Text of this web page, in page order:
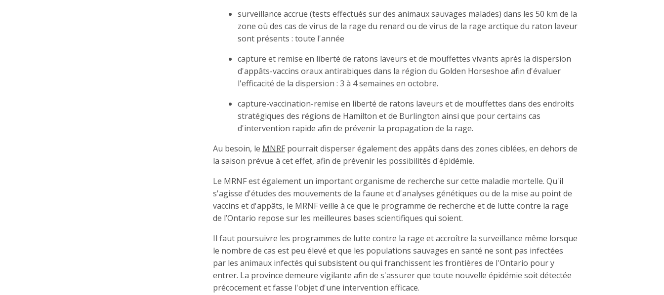
surveillance accrue (tests effectués sur des animaux sauvages malades) dans les 50 km de la
zone où des cas de virus de la rage du renard ou de virus de la rage arctique du raton laveur
sont présents : toute l'année
capture et remise en liberté de ratons laveurs et de mouffettes vivants après la dispersion
d'appâts-vaccins oraux antirabiques dans la région du Golden Horseshoe afin d'évaluer
l'efficacité de la dispersion : 3 à 4 semaines en octobre.
capture-vaccination-remise en liberté de ratons laveurs et de mouffettes dans des endroits
stratégiques des régions de Hamilton et de Burlington ainsi que pour certains cas
d'intervention rapide afin de prévenir la propagation de la rage.
Au besoin, le MNRF pourrait disperser également des appâts dans des zones ciblées, en dehors de
la saison prévue à cet effet, afin de prévenir les possibilités d'épidémie.
Le MRNF est également un important organisme de recherche sur cette maladie mortelle. Qu'il
s'agisse d'études des mouvements de la faune et d'analyses génétiques ou de la mise au point de
vaccins et d'appâts, le MRNF veille à ce que le programme de recherche et de lutte contre la rage
de l’Ontario repose sur les meilleures bases scientifiques qui soient.
Il faut poursuivre les programmes de lutte contre la rage et accroître la surveillance même lorsque
le nombre de cas est peu élevé et que les populations sauvages en santé ne sont pas infectées
par les animaux infectés qui subsistent ou qui franchissent les frontières de l'Ontario pour y
entrer. La province demeure vigilante afin de s'assurer que toute nouvelle épidémie soit détectée
précocement et fasse l'objet d'une intervention efficace.